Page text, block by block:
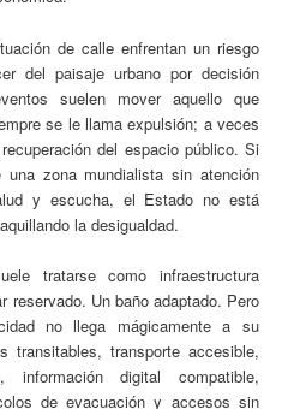
de calle enfrentan un riesgo
del paisaje urbano por decisión
suelen mover aquello que
se le llama expulsión; a veces
del espacio público. Si
zona mundialista sin atención
y escucha, el Estado no está
la desigualdad.
tratarse como infraestructura
reservado. Un baño adaptado. Pero
no llega mágicamente a su
transitables, transporte accesible,
información digital compatible,
de evacuación y accesos sin